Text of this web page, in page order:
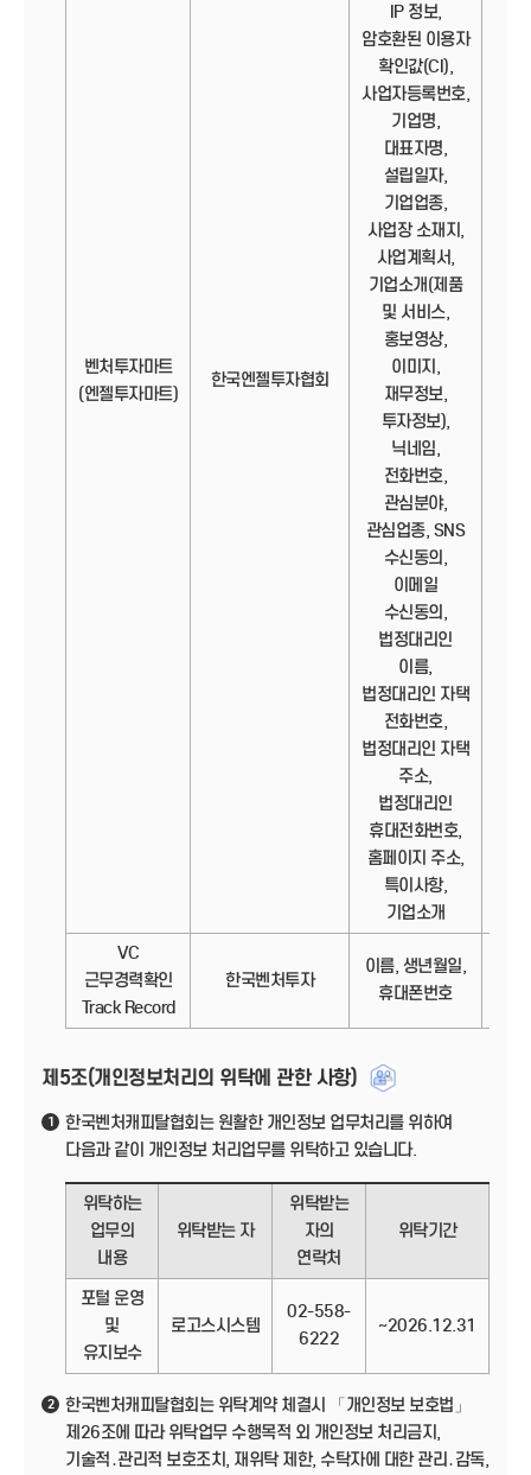
벤처투자마트
(엔젤투자마트)
한국엔젤투자협회
IP 정보,
암호환된 이용자
확인값(CI),
사업자등록번호,
기업명,
대표자명,
설립일자,
기업업종,
사업장 소재지,
사업계획서,
기업소개(제품
및 서비스,
홍보영상,
이미지,
재무정보,
투자정보),
닉네임,
전화번호,
관심분야,
관심업종, SNS
수신동의,
이메일
수신동의,
법정대리인
이름,
법정대리인 자택
전화번호,
법정대리인 자택
주소,
법정대리인
휴대전화번호,
홈페이지 주소,
특이사항,
기업소개
VC
근무경력확인
Track Record
한국벤처투자
이름, 생년월일,
휴대폰번호
제5조(개인정보처리의 위탁에 관한 사항)
1
한국벤처캐피탈협회는 원활한 개인정보 업무처리를 위하여
다음과 같이 개인정보 처리업무를 위탁하고 있습니다.
위탁하는
업무의
내용
위탁받는 자
위탁받는
자의
연락처
위탁기간
포털 운영
및
유지보수
로고스시스템
02-558-
6222
~2026.12.31
2
한국벤처캐피탈협회는 위탁계약 체결시 「개인정보 보호법」
제26조에 따라 위탁업무 수행목적 외 개인정보 처리금지,
기술적․관리적 보호조치, 재위탁 제한, 수탁자에 대한 관리․감독,